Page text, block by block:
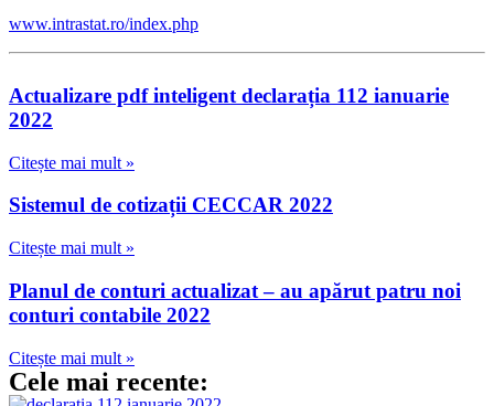
www.intrastat.ro/index.php
Actualizare pdf inteligent declarația 112 ianuarie
2022
Citește mai mult »
Sistemul de cotizații CECCAR 2022
Citește mai mult »
Planul de conturi actualizat – au apărut patru noi
conturi contabile 2022
Citește mai mult »
Cele mai recente: